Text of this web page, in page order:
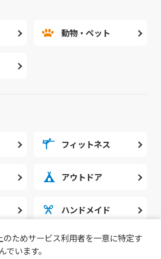
動物・ペット
フィットネス
アウトドア
ハンドメイド
ノウハウ
のためサービス利用者を一意に特定す
います。